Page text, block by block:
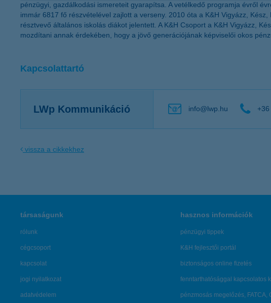
pénzügyi, gazdálkodási ismereteit gyarapítsa. A vetélkedő programja évről
immár 6817 fő részvételével zajlott a verseny. 2010 óta a K&H Vigyázz,
résztvevő általános iskolás diákot jelentett. A K&H Csoport a K&H Vigyázz,
mozdítani annak érdekében, hogy a jövő generációjának képviselői okos
Kapcsolattartó
LWp Kommunikáció info@lwp.hu +36
vissza a cikkekhez
társaságunk
rólunk
cégcsoport
kapcsolat
jogi nyilatkozat
adatvédelem
hasznos információk
pénzügyi tippek
K&H fejlesztői portál
biztonságos online fizetés
fenntarthatósággal kapcsolatos
pénzmosás megelőzés, FATCA,